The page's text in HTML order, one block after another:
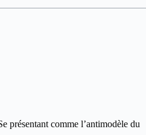
présentant comme l’antimodèle du